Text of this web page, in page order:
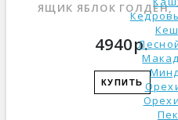
ЯЩИК ЯБЛОК ГОЛДЕН,
4940р.
КУПИТЬ